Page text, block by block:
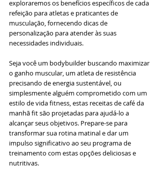
exploraremos os benefícios específicos de cada
refeição para atletas e praticantes de
musculação, fornecendo dicas de
personalização para atender às suas
necessidades individuais.
Seja você um bodybuilder buscando maximizar
o ganho muscular, um atleta de resistência
precisando de energia sustentável, ou
simplesmente alguém comprometido com um
estilo de vida fitness, estas receitas de café da
manhã fit são projetadas para ajudá-lo a
alcançar seus objetivos. Prepare-se para
transformar sua rotina matinal e dar um
impulso significativo ao seu programa de
treinamento com estas opções deliciosas e
nutritivas.